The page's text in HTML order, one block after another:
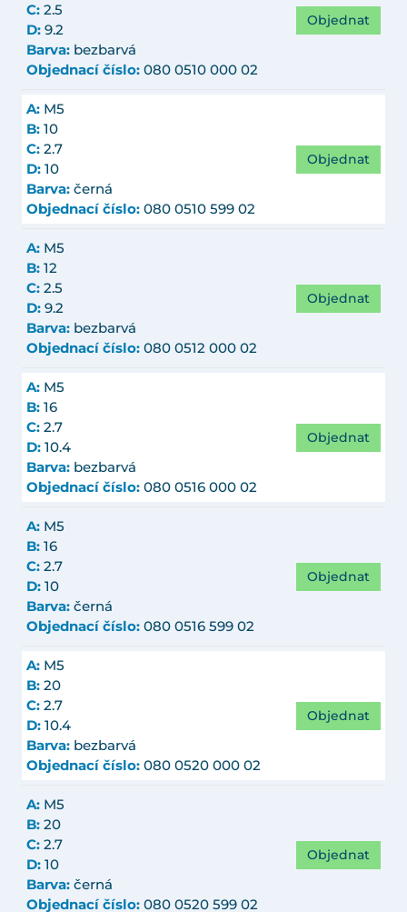
C: 2.5
D: 9.2
Barva: bezbarvá
Objednací číslo: 080 0510 000 02
Objednat
A: M5
B: 10
C: 2.7
D: 10
Barva: černá
Objednací číslo: 080 0510 599 02
Objednat
A: M5
B: 12
C: 2.5
D: 9.2
Barva: bezbarvá
Objednací číslo: 080 0512 000 02
Objednat
A: M5
B: 16
C: 2.7
D: 10.4
Barva: bezbarvá
Objednací číslo: 080 0516 000 02
Objednat
A: M5
B: 16
C: 2.7
D: 10
Barva: černá
Objednací číslo: 080 0516 599 02
Objednat
A: M5
B: 20
C: 2.7
D: 10.4
Barva: bezbarvá
Objednací číslo: 080 0520 000 02
Objednat
A: M5
B: 20
C: 2.7
D: 10
Barva: černá
Objednací číslo: 080 0520 599 02
Objednat